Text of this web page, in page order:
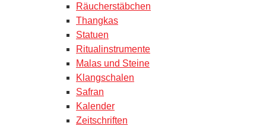
Räucherstäbchen
Thangkas
Statuen
Ritualinstrumente
Malas und Steine
Klangschalen
Safran
Kalender
Zeitschriften